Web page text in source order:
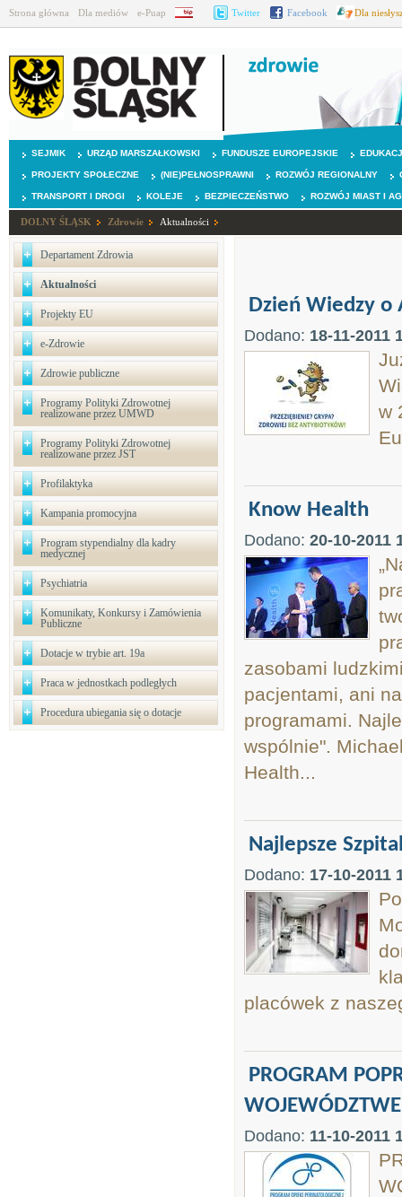
Strona główna Dla mediów e-Puap BIP Twitter Facebook Dla
SEJMIK URZĄD MARSZAŁKOWSKI FUNDUSZE EUROPEJSKIE
PROJEKTY SPOŁECZNE (NIE)PEŁNOSPRAWNI ROZWÓJ REGIONALNY
TRANSPORT I DROGI KOLEJE BEZPIECZEŃSTWO ROZWÓJ MIAST I
DOLNY ŚLĄSK Zdrowie Aktualności
Departament Zdrowia
Aktualności
Projekty EU
e-Zdrowie
Zdrowie publiczne
Programy Polityki Zdrowotnej
realizowane przez UMWD
Programy Polityki Zdrowotnej
realizowane przez JST
Profilaktyka
Kampania promocyjna
Program stypendialny dla kadry
medycznej
Psychiatria
Komunikaty, Konkursy i Zamówienia
Publiczne
Dotacje w trybie art. 19a
Praca w jednostkach podległych
Procedura ubiegania się o dotacje
Dzień Wiedzy o
Dodano: 18-11-2011
w
Know Health
Dodano: 20-10-2011
zasobami
pacjentami, ani
programami.
wspólnie".
Health...
Najlepsze
Dodano: 17-10-2011
placówek z
PROGRAM
Dodano: 11-10-2011